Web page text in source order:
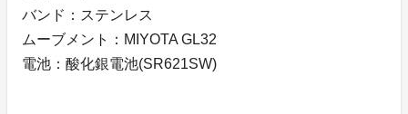
バンド：ステンレス
ムーブメント：MIYOTA GL32
電池：酸化銀電池(SR621SW)